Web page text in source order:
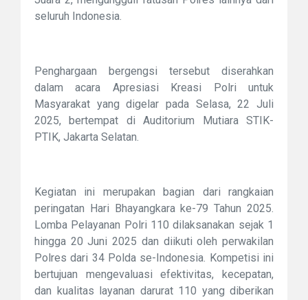
seluruh Indonesia.
Penghargaan bergengsi tersebut diserahkan
dalam acara Apresiasi Kreasi Polri untuk
Masyarakat yang digelar pada Selasa, 22 Juli
2025, bertempat di Auditorium Mutiara STIK-
PTIK, Jakarta Selatan.
Kegiatan ini merupakan bagian dari rangkaian
peringatan Hari Bhayangkara ke-79 Tahun 2025.
Lomba Pelayanan Polri 110 dilaksanakan sejak 1
hingga 20 Juni 2025 dan diikuti oleh perwakilan
Polres dari 34 Polda se-Indonesia. Kompetisi ini
bertujuan mengevaluasi efektivitas, kecepatan,
dan kualitas layanan darurat 110 yang diberikan